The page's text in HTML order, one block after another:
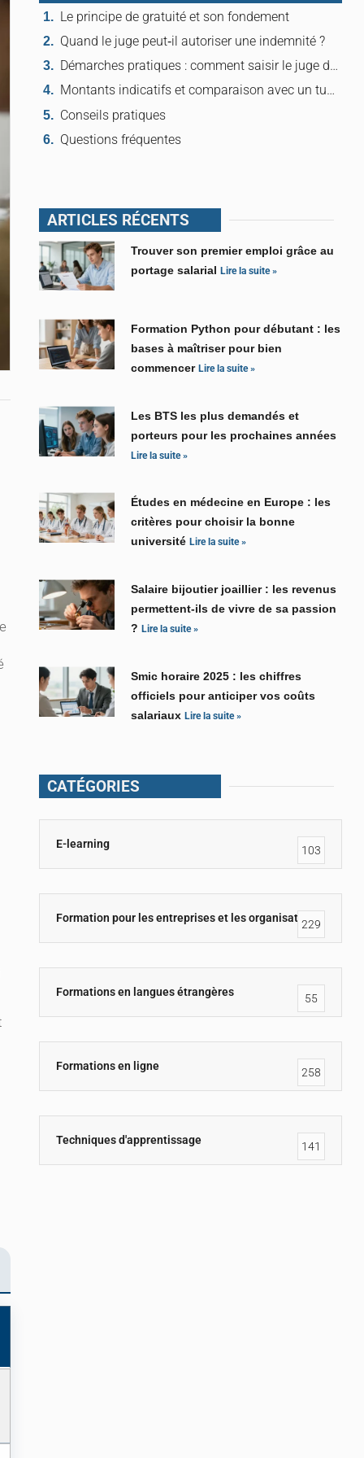
Le principe de gratuité et son fondement
Quand le juge peut‑il autoriser une indemnité ?
Démarches pratiques : comment saisir le juge des tutelles
Montants indicatifs et comparaison avec un tuteur professionnel
Conseils pratiques
Questions fréquentes
ARTICLES RÉCENTS
Trouver son premier emploi grâce au
portage salarialLire la suite »
Formation Python pour débutant : les
bases à maîtriser pour bien
commencerLire la suite »
Les BTS les plus demandés et
porteurs pour les prochaines années
Lire la suite »
Études en médecine en Europe : les
critères pour choisir la bonne
universitéLire la suite »
Salaire bijoutier joaillier : les revenus
permettent-ils de vivre de sa passion
?Lire la suite »
Smic horaire 2025 : les chiffres
officiels pour anticiper vos coûts
salariauxLire la suite »
CATÉGORIES
E-learning 103
Formation pour les entreprises et les organisations
229
Formations en langues étrangères 55
Formations en ligne 258
Techniques d'apprentissage 141